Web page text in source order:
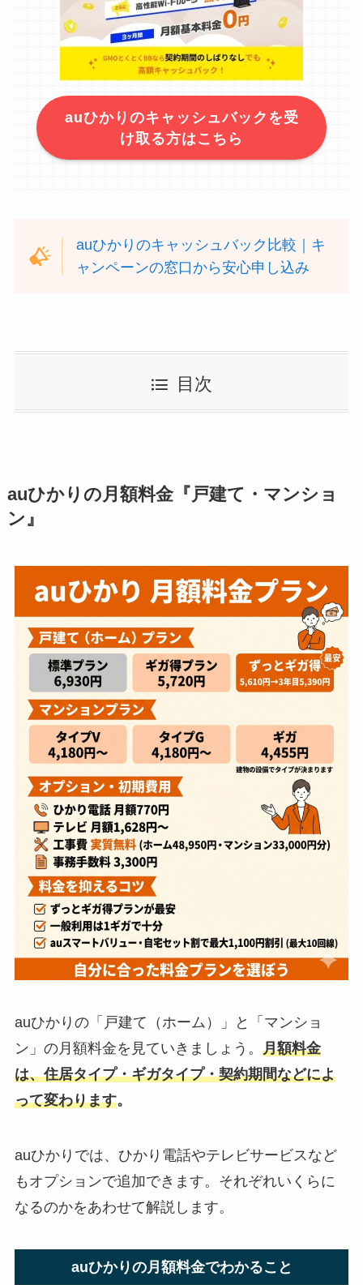
auひかりのキャッシュバックを受
け取る方はこちら
auひかりのキャッシュバック比較｜キ
ャンペーンの窓口から安心申し込み
目次
auひかりの月額料金『戸建て・マンショ
ン』
auひかりの「戸建て（ホーム）」と「マンショ
ン」の月額料金を見ていきましょう。 月額料金
は、住居タイプ・ギガタイプ・契約期間などによ
って変わります。
auひかりでは、ひかり電話やテレビサービスなど
もオプションで追加できます。それぞれいくらに
なるのかをあわせて解説します。
auひかりの月額料金でわかること